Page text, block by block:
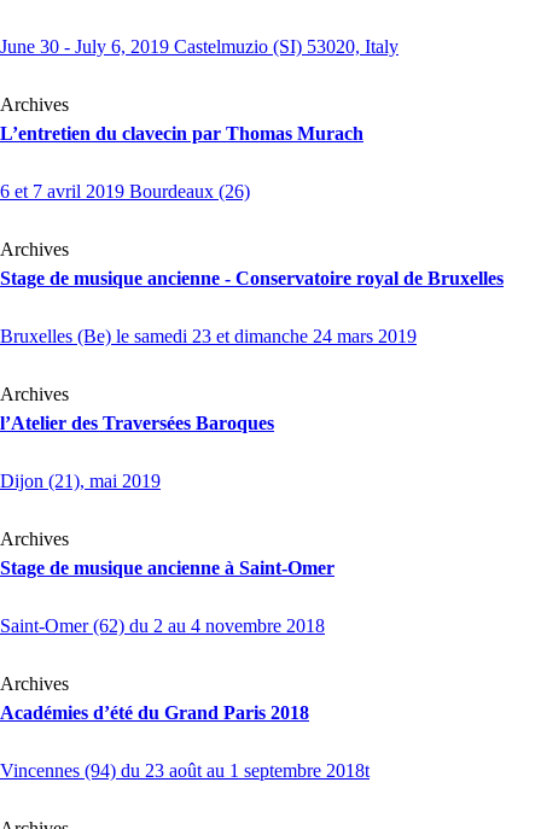
June 30 - July 6, 2019 Castelmuzio (SI) 53020, Italy
Archives
L’entretien du clavecin par Thomas Murach
6 et 7 avril 2019 Bourdeaux (26)
Archives
Stage de musique ancienne - Conservatoire royal de Bruxelles
Bruxelles (Be) le samedi 23 et dimanche 24 mars 2019
Archives
l’Atelier des Traversées Baroques
Dijon (21), mai 2019
Archives
Stage de musique ancienne à Saint-Omer
Saint-Omer (62) du 2 au 4 novembre 2018
Archives
Académies d’été du Grand Paris 2018
Vincennes (94) du 23 août au 1 septembre 2018t